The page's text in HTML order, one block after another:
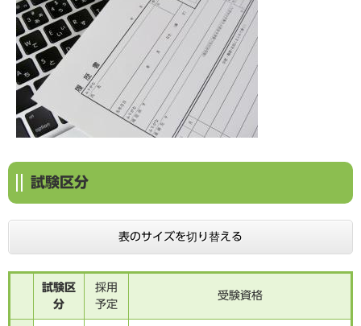
試験区分
表のサイズを切り替える
試験区
分
採用
予定
受験資格